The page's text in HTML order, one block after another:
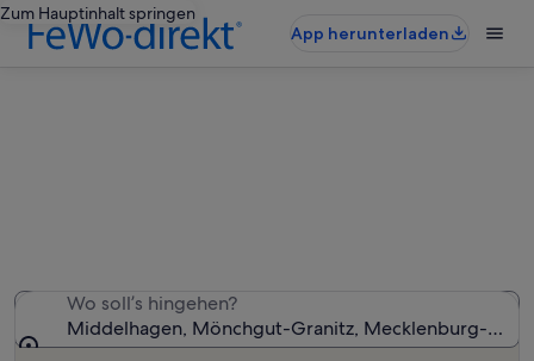
Zum Hauptinhalt springen
App herunterladen
Wo soll’s hingehen?
Middelhagen, Mönchgut-Granitz, Mecklenburg-